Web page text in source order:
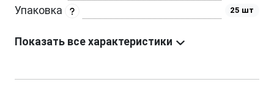
Упаковка 25 шт
Показать все характеристики